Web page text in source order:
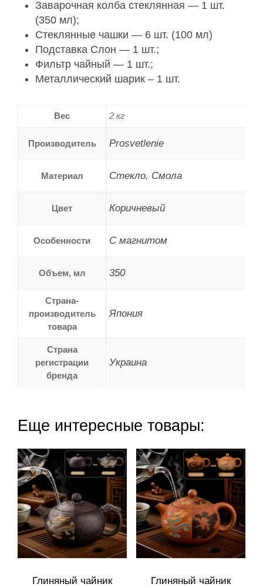
Заварочная колба стеклянная — 1 шт.
(350 мл);
Стеклянные чашки — 6 шт. (100 мл)
Подставка Слон — 1 шт.;
Фильтр чайный — 1 шт.;
Металлический шарик – 1 шт.
Вес 2 кг
Производитель Prosvetlenie
Материал Стекло, Смола
Цвет Коричневый
Особенности C магнитом
Объем, мл 350
Страна-
производитель
товара
Япония
Страна
регистрации
бренда
Украина
Еще интересные товары:
Глиняный чайник
Глиняный чайник